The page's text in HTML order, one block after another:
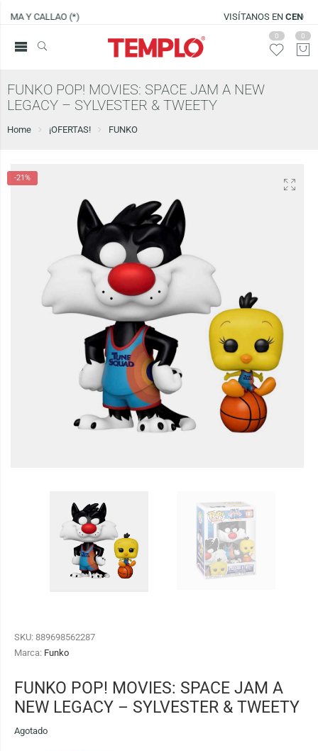
CENCO LIMA SUR
0 0
FUNKO POP! MOVIES: SPACE JAM A NEW
LEGACY – SYLVESTER & TWEETY
Home ¡OFERTAS! FUNKO
-21%
SKU: 889698562287
Marca: Funko
FUNKO POP! MOVIES: SPACE JAM A
NEW LEGACY – SYLVESTER & TWEETY
Agotado